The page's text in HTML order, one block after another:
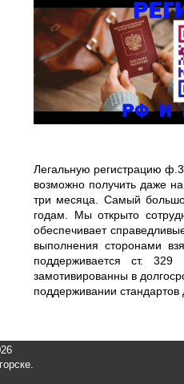
Легальную регистрацию
возможно получить даже
три месяца. Самый
годам. Мы открыто
обеспечивает
выполнения сторонами
поддерживается ст.
замотивированны в
поддерживании